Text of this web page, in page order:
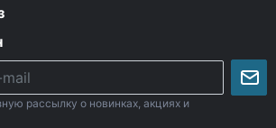
рассылку о новинках, акциях и